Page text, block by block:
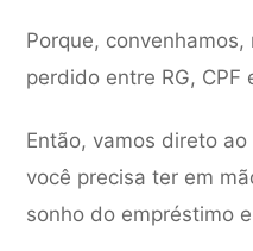
Porque,
perdido entre RG, CPF
Então, vamos direto
você precisa ter em
sonho do empréstimo